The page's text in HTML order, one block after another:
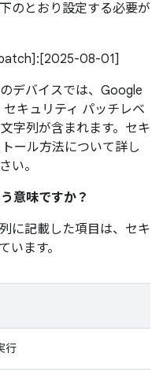
のとおり設定する必要が
08-01]
デバイスでは、Google
キュリティ パッチレベ
字列が含まれます。セキ
ール方法について詳し
い。
意味ですか？
列に記載した項目は、セキ
います。
行